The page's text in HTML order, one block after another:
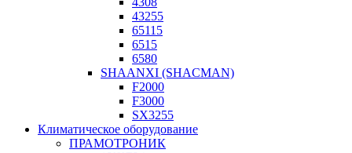
43255
65115
6515
6580
SHAANXI (SHACMAN)
F2000
F3000
SX3255
Климатическое оборудование
ПРАМОТРОНИК